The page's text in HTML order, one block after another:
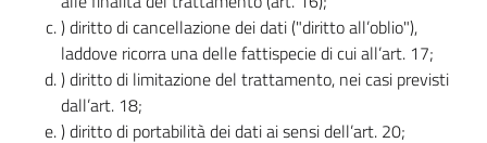
) diritto di cancellazione dei dati ("diritto all’oblio"),
laddove ricorra una delle fattispecie di cui all’art. 17;
) diritto di limitazione del trattamento, nei casi previsti
dall’art. 18;
) diritto di portabilità dei dati ai sensi dell’art. 20;